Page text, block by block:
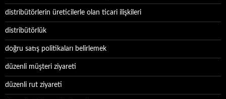
distribütörlerin üreticilerle olan ticari ilişkileri
distribütörlük
doğru satış politikaları belirlemek
düzenli müşteri ziyareti
düzenli rut ziyareti